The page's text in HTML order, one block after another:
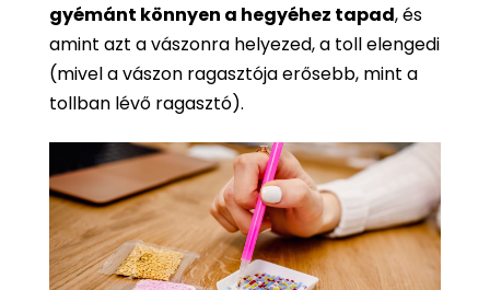
gyémánt könnyen a hegyéhez tapad, és
amint azt a vászonra helyezed, a toll elengedi
(mivel a vászon ragasztója erősebb, mint a
tollban lévő ragasztó).